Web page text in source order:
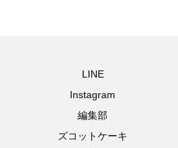
LINE
Instagram
編集部
ズコットケーキ